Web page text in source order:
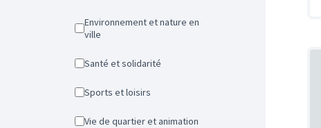
Environnement et nature en
ville
Santé et solidarité
Sports et loisirs
Vie de quartier et animation